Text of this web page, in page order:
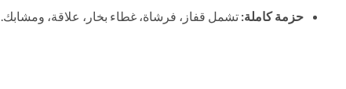
حزمة كاملة: تشمل قفاز، فرشاة، غطاء بخار، علاقة، ومشابك.